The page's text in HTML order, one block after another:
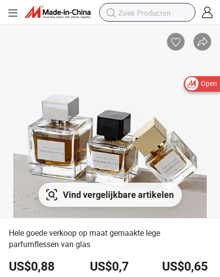
Open
Vind vergelijkbare artikelen
Hele goede verkoop op maat gemaakte lege
parfumflessen van glas
US$0,88 US$0,7 US$0,65